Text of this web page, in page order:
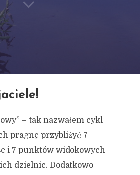
– tak nazwałem cykl
pragnę przybliżyć 7
i 7 punktów widokowych
dzielnic. Dodatkowo